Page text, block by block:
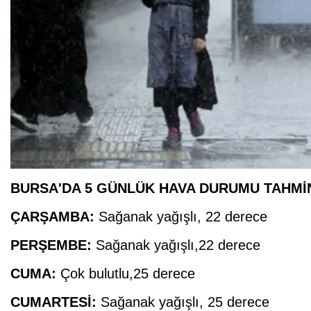
BURSA'DA 5 GÜNLÜK HAVA DURUMU
ÇARŞAMBA: Sağanak yağışlı, 22 derece
PERŞEMBE: Sağanak yağışlı,22 derece
CUMA: Çok bulutlu,25 derece
CUMARTESİ: Sağanak yağışlı, 25 derece